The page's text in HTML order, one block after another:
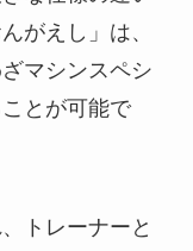
がえし」は、
マシンスペシ
とが可能で
トレーナーと